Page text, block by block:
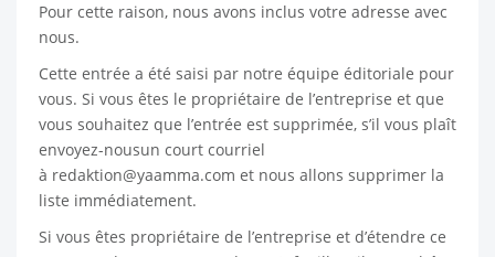
Pour cette raison, nous avons inclus votre adresse avec
nous.
Cette entrée a été saisi par notre équipe éditoriale pour
vous. Si vous êtes le propriétaire de l’entreprise et que
vous souhaitez que l’entrée est supprimée, s’il vous plaît
envoyez-nousun court courriel
à redaktion@yaamma.com et nous allons supprimer la
liste immédiatement.
Si vous êtes propriétaire de l’entreprise et d’étendre ce